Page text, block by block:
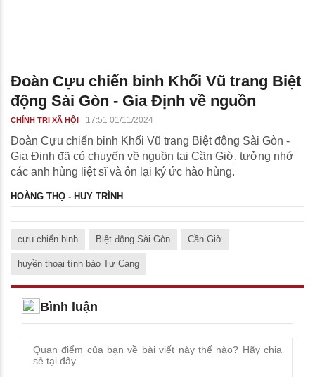
Đoàn Cựu chiến binh Khối Vũ trang Biệt
động Sài Gòn - Gia Định về nguồn
CHÍNH TRỊ XÃ HỘI 17:51 01/11/2024
Đoàn Cựu chiến binh Khối Vũ trang Biệt động Sài Gòn -
Gia Định đã có chuyến về nguồn tại Cần Giờ, tưởng nhớ
các anh hùng liệt sĩ và ôn lại ký ức hào hùng.
HOÀNG THỌ - HUY TRÌNH
cựu chiến binh Biệt động Sài Gòn Cần Giờ
huyền thoại tình báo Tư Cang
Bình luận